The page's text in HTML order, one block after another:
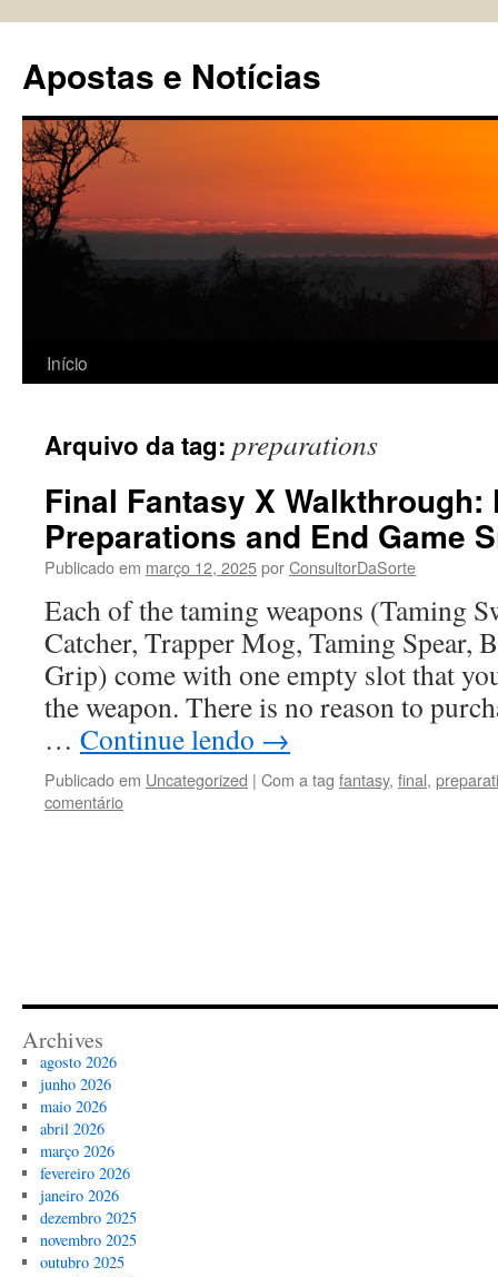
conteúdo
Apostas e Notícias
Início
Arquivo da tag: preparations
Final Fantasy X Walkthrough:
Preparations and End Game
Publicado em março 12, 2025porConsultorDaSorte
Each of the taming weapons (Taming
Catcher, Trapper Mog, Taming Spear,
Grip) come with one empty slot that
the weapon. There is no reason to
… Continue lendo →
Publicado em Uncategorized | Com a tag fantasy, final,
comentário
Archives
agosto 2026
junho 2026
maio 2026
abril 2026
março 2026
fevereiro 2026
janeiro 2026
dezembro 2025
novembro 2025
outubro 2025